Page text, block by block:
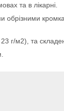
та в лікарні.
обрізними
г/м2), та